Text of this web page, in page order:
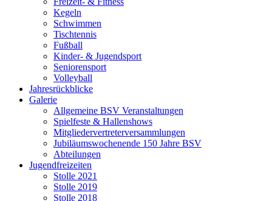
Kegeln
Schwimmen
Tischtennis
Fußball
Kinder- & Jugendsport
Seniorensport
Volleyball
Jahresrückblicke
Galerie
Allgemeine BSV Veranstaltungen
Spielfeste & Hallenshows
Mitgliedervertreterversammlungen
Jubiläumswochenende 150 Jahre BSV
Abteilungen
Jugendfreizeiten
Stolle 2021
Stolle 2019
Stolle 2018